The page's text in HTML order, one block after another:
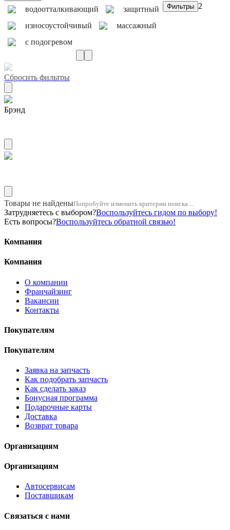
водоотталкивающий
защитный
износоустойчивый
массажный
с подогревом
2
Сбросить фильтры
Брэнд
Товары не найденыПопробуйте изменить критерии поиска ...
Затрудняетесь с выбором?Воспользуйтесь гидом по выбору!
Есть вопросы?Воспользуйтесь обратной связью!
Компания
Компания
О компании
Франчайзинг
Вакансии
Контакты
Покупателям
Покупателям
Заявка на запчасть
Как подобрать запчасть
Как сделать заказ
Бонусная программа
Подарочные карты
Доставка
Возврат товара
Организациям
Организациям
Автосервисам
Поставщикам
Связаться с нами